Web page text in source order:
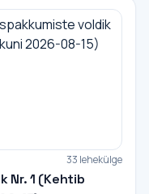
33 lehekülge
Nr. 1 (Kehtib